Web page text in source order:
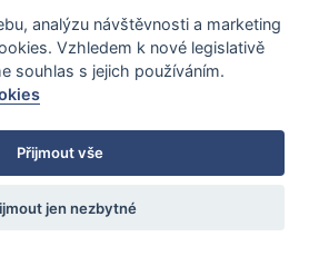
analýzu návštěvnosti a marketing
Vzhledem k nové legislativě
souhlas s jejich používáním.
Přijmout vše
jen nezbytné